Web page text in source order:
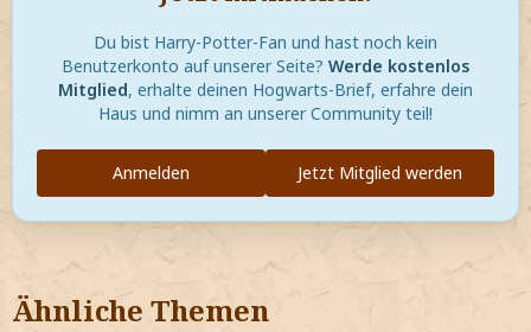
Du bist Harry-Potter-Fan und hast noch kein
Benutzerkonto auf unserer Seite? Werde kostenlos
Mitglied, erhalte deinen Hogwarts-Brief, erfahre dein
Haus und nimm an unserer Community teil!
Jetzt Mitglied werden
Anmelden
Ähnliche Themen